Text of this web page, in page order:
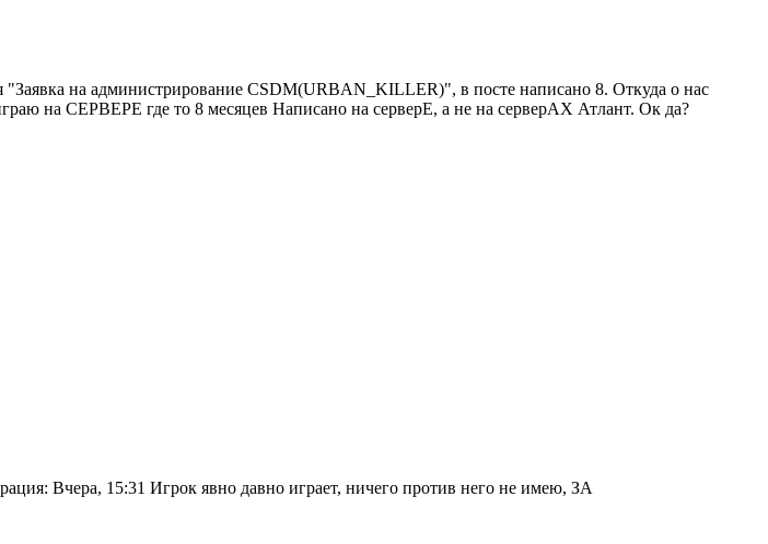
на администрирование CSDM(URBAN_KILLER)", в посте написано 8. Откуда о нас
на СЕРВЕРЕ где то 8 месяцев Написано на серверЕ, а не на серверАХ Атлант. Ок да?
Вчера, 15:31 Игрок явно давно играет, ничего против него не имею, ЗА